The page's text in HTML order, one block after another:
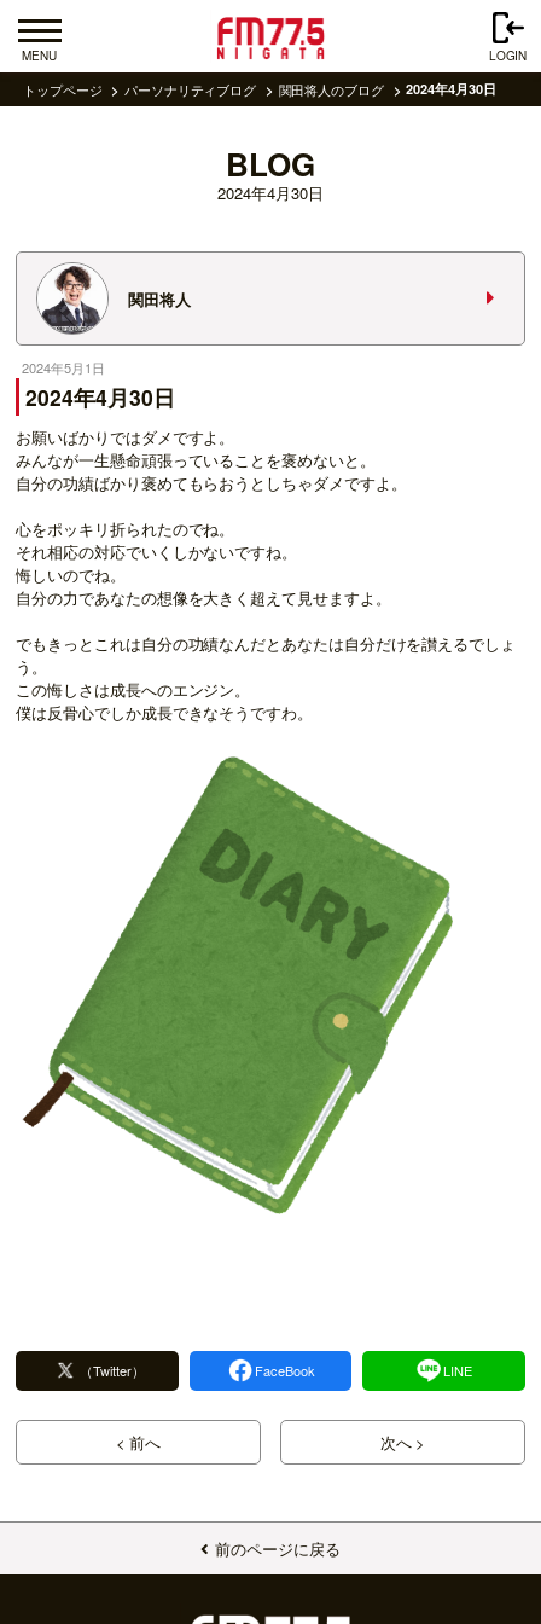
MENU LOGIN
トップページ パーソナリティブログ 関田将人のブログ 2024年4月30日
BLOG
2024年4月30日
関田将人
2024年5月1日
2024年4月30日
お願いばかりではダメですよ。
みんなが一生懸命頑張っていることを褒めないと。
自分の功績ばかり褒めてもらおうとしちゃダメですよ。
心をポッキリ折られたのでね。
それ相応の対応でいくしかないですね。
悔しいのでね。
自分の力であなたの想像を大きく超えて見せますよ。
でもきっとこれは自分の功績なんだとあなたは自分だけを讃えるでしょ
う。
この悔しさは成長へのエンジン。
僕は反骨心でしか成長できなそうですわ。
（Twitter） FaceBook LINE
< 前へ 次へ >
前のページに戻る